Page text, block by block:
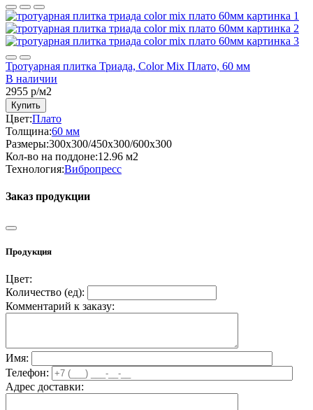
Тротуарная плитка Триада, Color Mix Плато, 60 мм
В наличии
2955 р/м2
Купить
Цвет:Плато
Толщина:60 мм
Размеры:300х300/450х300/600х300
Кол-во на поддоне:12.96 м2
Технология:Вибропресс
Заказ продукции
Продукция
Цвет:
Количество (ед):
Комментарий к заказу:
Имя:
Телефон:
Адрес доставки: